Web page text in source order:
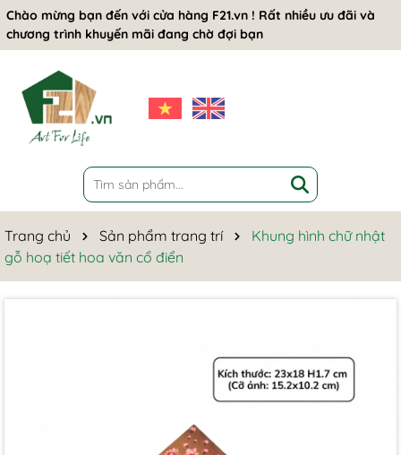
Chào mừng bạn đến với cửa hàng F21.vn ! Rất nhiều ưu đãi và
chương trình khuyến mãi đang chờ đợi bạn
Trang chủ Sản phẩm trang trí
Khung hình chữ nhật
gỗ hoạ tiết hoa văn cổ điển